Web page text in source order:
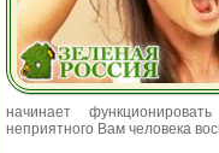
начинает
неприятного Вам человека